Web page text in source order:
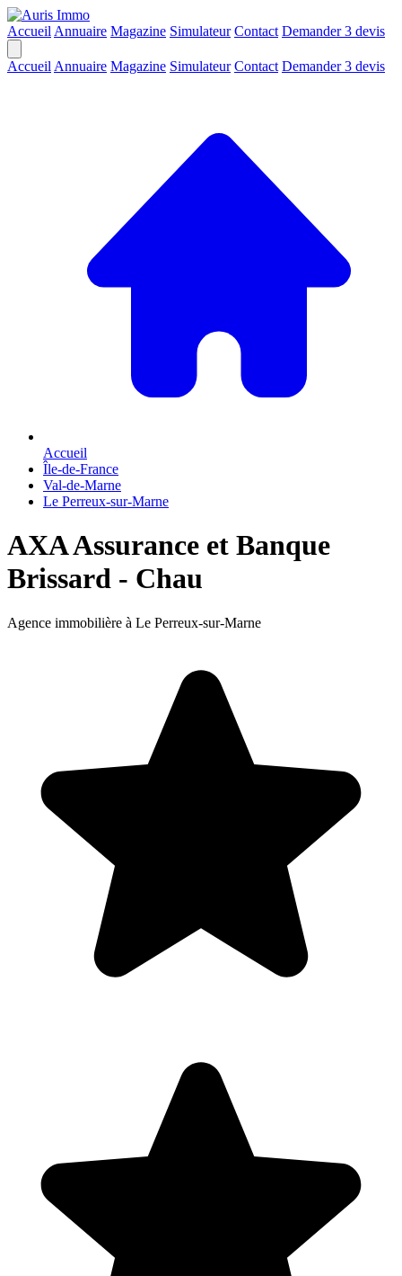
Accueil Annuaire Magazine Simulateur Contact Demander 3 devis
Accueil Annuaire Magazine Simulateur Contact Demander 3 devis
Accueil
Île-de-France
Val-de-Marne
Le Perreux-sur-Marne
AXA Assurance et Banque
Brissard - Chau
Agence immobilière à Le Perreux-sur-Marne